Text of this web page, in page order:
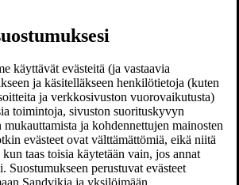
käyttävät evästeitä (ja vastaavia
ja käsitelläkseen henkilötietoja (kuten
ja verkkosivuston vuorovaikutusta)
toimintoja, sivuston suorituskyvyn
ja kohdennettujen mainosten
evästeet ovat välttämättömiä, eikä niitä
taas toisia käytetään vain, jos annat
Suostumukseen perustuvat evästeet